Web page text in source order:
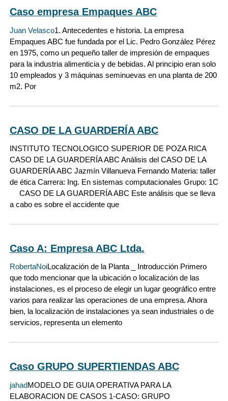
Caso empresa Empaques ABC
Juan Velasco1. Antecedentes e historia. La empresa
Empaques ABC fue fundada por el Lic. Pedro González Pérez
en 1975, como un pequeño taller de impresión de empaques
para la industria alimenticia y de bebidas. Al principio eran solo
10 empleados y 3 máquinas seminuevas en una planta de 200
m2. Por
CASO DE LA GUARDERÍA ABC
INSTITUTO TECNOLOGICO SUPERIOR DE POZA RICA
CASO DE LA GUARDERÍA ABC Análisis del CASO DE LA
GUARDERÍA ABC Jazmín Villanueva Fernando Materia: taller
de ética Carrera: Ing. En sistemas computacionales Grupo: 1C
CASO DE LA GUARDERÍA ABC Este análisis que se lleva
a cabo es sobre el accidente que
Caso A: Empresa ABC Ltda.
RobertaNoiLocalización de la Planta _ Introducción Primero
que todo mencionar que la ubicación o localización de las
instalaciones, es el proceso de elegir un lugar geográfico entre
varios para realizar las operaciones de una empresa. Ahora
bien, la localización de instalaciones ya sean industriales o de
servicios, representa un elemento
Caso GRUPO SUPERTIENDAS ABC
jahadMODELO DE GUIA OPERATIVA PARA LA
ELABORACION DE CASOS 1-CASO: GRUPO